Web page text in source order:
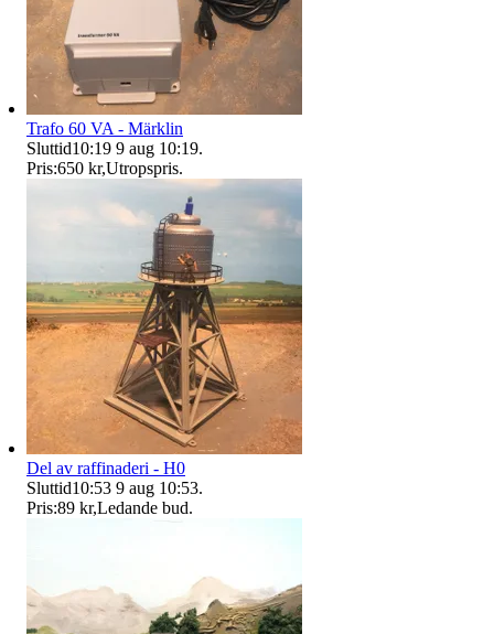
Trafo 60 VA - Märklin
Sluttid10:19 9 aug 10:19.
Pris:650 kr,Utropspris.
Del av raffinaderi - H0
Sluttid10:53 9 aug 10:53.
Pris:89 kr,Ledande bud.